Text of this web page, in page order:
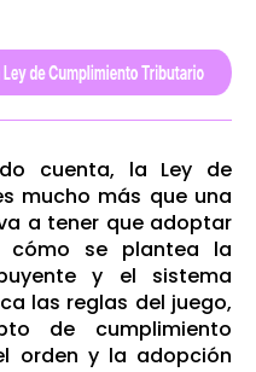
cuenta, la Ley de
mucho más que una
a tener que adoptar
cómo se plantea la
y el sistema
las reglas del juego,
de cumplimiento
orden y la adopción